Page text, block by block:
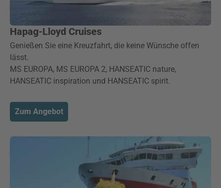
Hapag-Lloyd Cruises
Genießen Sie eine Kreuzfahrt, die keine Wünsche offen
lässt.
MS EUROPA, MS EUROPA 2, HANSEATIC nature,
HANSEATIC inspiration und HANSEATIC spirit.
Zum Angebot